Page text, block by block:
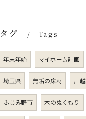
タグ Tags
年末年始 マイホーム計画
埼玉県 無垢の床材 川
ふじみ野市 木のぬくもり